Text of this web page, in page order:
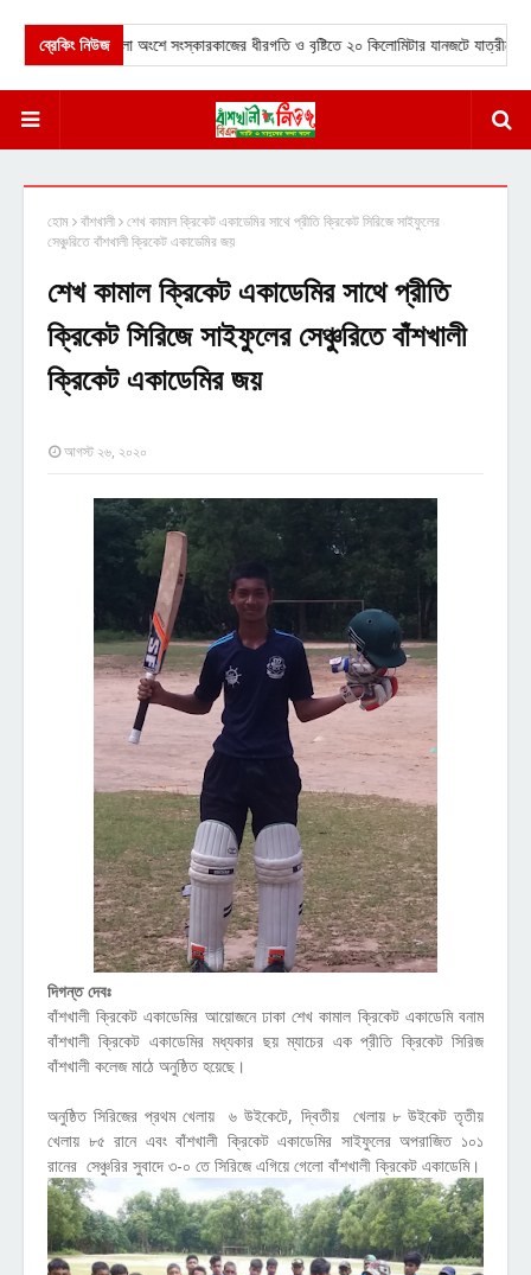
ব্রেকিং নিউজ
কুমিল্লা অংশে সংস্কারকাজের ধীরগতি ও বৃষ্টিতে ২০ কিলোমিটার যানজটে যাত্রীদের চরম
হোম বাঁশখালী শেখ কামাল ক্রিকেট একাডেমির সাথে প্রীতি ক্রিকেট সিরিজে সাইফুলের
সেঞ্চুরিতে বাঁশখালী ক্রিকেট একাডেমির জয়
শেখ কামাল ক্রিকেট একাডেমির সাথে প্রীতি
ক্রিকেট সিরিজে সাইফুলের সেঞ্চুরিতে বাঁশখালী
ক্রিকেট একাডেমির জয়
আগস্ট ২৬, ২০২০
দিগন্ত দেবঃ
বাঁশখালী ক্রিকেট একাডেমির আয়োজনে ঢাকা শেখ কামাল ক্রিকেট একাডেমি বনাম
বাঁশখালী ক্রিকেট একাডেমির মধ্যকার ছয় ম্যাচের এক প্রীতি ক্রিকেট সিরিজ
বাঁশখালী কলেজ মাঠে অনুষ্ঠিত হয়েছে।
অনুষ্ঠিত সিরিজের প্রথম খেলায় ৬ উইকেটে, দ্বিতীয় খেলায় ৮ উইকেট তৃতীয়
খেলায় ৮৫ রানে এবং বাঁশখালী ক্রিকেট একাডেমির সাইফুলের অপরাজিত ১০১
রানের সেঞ্চুরির সুবাদে ৩-০ তে সিরিজে এগিয়ে গেলো বাঁশখালী ক্রিকেট একাডেমি।